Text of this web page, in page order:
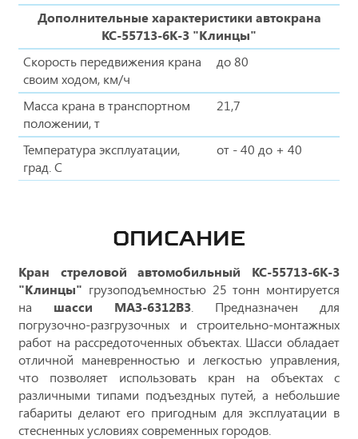
Дополнительные характеристики автокрана
КС-55713-6К-3 "Клинцы"
Скорость передвижения крана
своим ходом, км/ч
до 80
Масса крана в транспортном
положении, т
21,7
Температура эксплуатации,
град. С
от - 40 до + 40
ОПИСАНИЕ
Кран стреловой автомобильный КС-55713-6К-3
"Клинцы" грузоподъемностью 25 тонн монтируется
на шасси МАЗ-6312B3 . Предназначен для
погрузочно-разгрузочных и строительно-монтажных
работ на рассредоточенных объектах. Шасси обладает
отличной маневренностью и легкостью управления,
что позволяет использовать кран на объектах с
различными типами подъездных путей, а небольшие
габариты делают его пригодным для эксплуатации в
стесненных условиях современных городов.